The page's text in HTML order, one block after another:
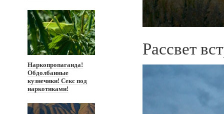
Наркопропаганда!
Обдолбанные
кузнечики! Секс под
наркотиками!
Рассвет